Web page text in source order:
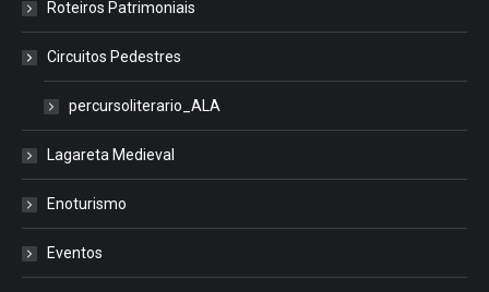
Roteiros Patrimoniais
Circuitos Pedestres
percursoliterario_ALA
Lagareta Medieval
Enoturismo
Eventos